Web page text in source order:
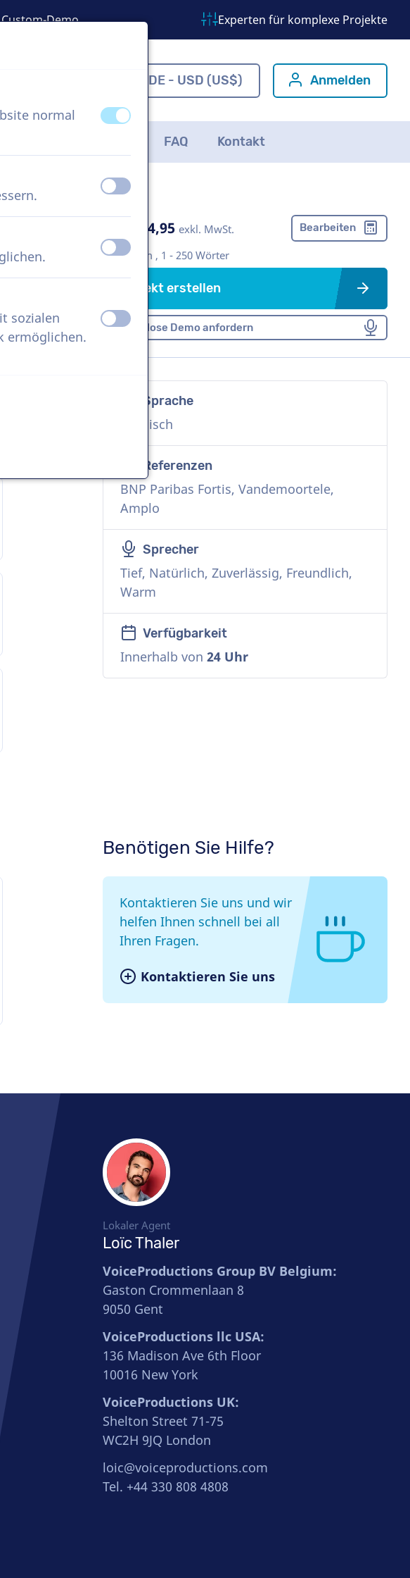
Demo Experten für komplexe Projekte
DE - USD (US$) Anmelden
FAQ Kontakt
US$ 304,95 exkl. MwSt. Bearbeiten
Imagefilm , 1 - 250 Wörter
Projekt erstellen
Kostenlose Demo anfordern
Sprache
Flämisch
Referenzen
BNP Paribas Fortis, Vandemoortele,
Amplo
Sprecher
Tief, Natürlich, Zuverlässig, Freundlich,
Warm
Verfügbarkeit
Innerhalb von 24 Uhr
hinzufügen
hinzufügen
hinzufügen
Benötigen Sie Hilfe?
Kontaktieren Sie uns und wir
helfen Ihnen schnell bei all
Ihren Fragen.
Kontaktieren Sie uns
Lokaler Agent
Loïc Thaler
VoiceProductions Group BV Belgium:
Gaston Crommenlaan 8
9050 Gent
VoiceProductions llc USA:
136 Madison Ave 6th Floor
10016 New York
VoiceProductions UK:
Shelton Street 71-75
WC2H 9JQ London
loic@voiceproductions.com
Tel. +44 330 808 4808
normal
aus
an
ausan
ausan
sozialen
ermöglichen.
ausan